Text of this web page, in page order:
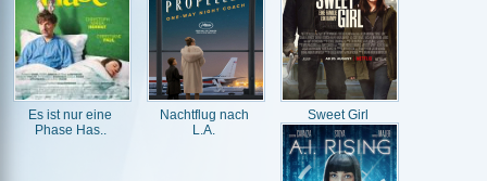
Es ist nur eine
Phase Has..
Nachtflug nach
L.A.
Sweet Girl